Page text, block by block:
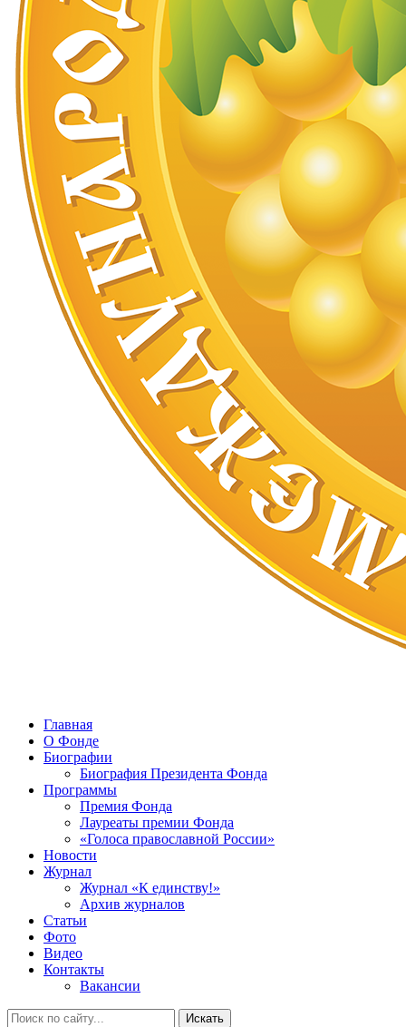
Главная
О Фонде
Биографии
Биография Президента Фонда
Программы
Премия Фонда
Лауреаты премии Фонда
«Голоса православной России»
Новости
Журнал
Журнал «К единству!»
Архив журналов
Статьи
Фото
Видео
Контакты
Вакансии
Искать